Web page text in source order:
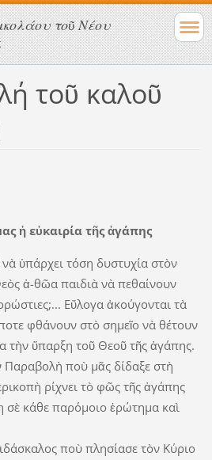
τοῦ Νέου
τοῦ καλοῦ
ἡ εὐκαιρία τῆς ἀγάπης
ὑπάρχει τόση ­δυστυχία στὸν
ἀ-­θῶα παιδιὰ νὰ πεθαίνουν
Εὔλογα ἀκούγονται τὰ
φθάνουν στὸ ­ση­­μεῖο νὰ θέτουν
τὴν ὕπαρξη τοῦ Θεοῦ τῆς ἀγάπης.
Παρα­βο­λὴ ποὺ μᾶς δίδαξε στὴ
ρίχνει τὸ φῶς τῆς ἀγάπης
σὲ κά­θε παρόμοιο ἐρώτημα καὶ
ποὺ πλησίασε τὸν Κύριο